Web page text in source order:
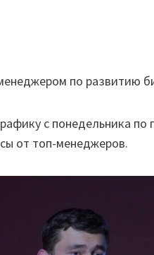
по развитию
с понедельника по
от топ-менеджеров.